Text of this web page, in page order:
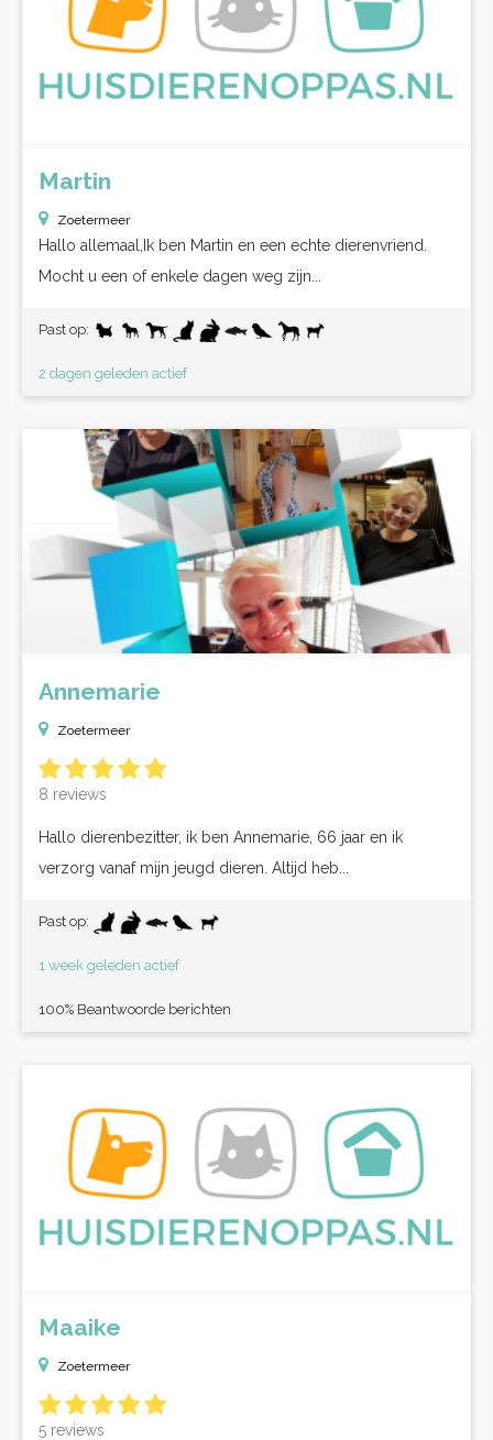
Martin
Zoetermeer
Hallo allemaal,Ik ben Martin en een echte dierenvriend.
Mocht u een of enkele dagen weg zijn...
Past op:
2 dagen geleden actief
Annemarie
Zoetermeer
8 reviews
Hallo dierenbezitter, ik ben Annemarie, 66 jaar en ik
verzorg vanaf mijn jeugd dieren. Altijd heb...
Past op:
1 week geleden actief
100% Beantwoorde berichten
Maaike
Zoetermeer
5 reviews